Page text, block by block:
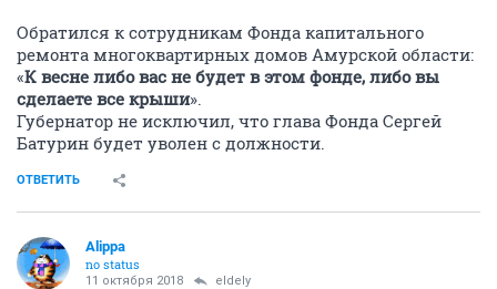
Обратился к сотрудникам Фонда капитального
ремонта многоквартирных домов Амурской области:
«К весне либо вас не будет в этом фонде, либо вы
сделаете все крыши».
Губернатор не исключил, что глава Фонда Сергей
Батурин будет уволен с должности.
ОТВЕТИТЬ
Alippa
no status
11 октября 2018 eldely